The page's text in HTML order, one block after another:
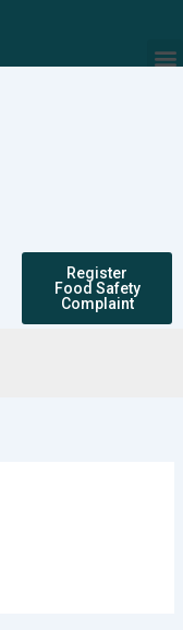
Register
Food Safety
Complaint